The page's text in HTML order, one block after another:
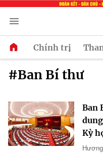
Chính trị
#Ban Bí thư
Ban
Kỳ